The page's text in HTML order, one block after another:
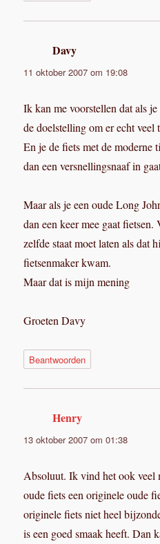
Davy
11 oktober 2007 om 19:08
Ik kan me voorstellen dat als
de doelstelling om er echt veel
En je de fiets met de moderne
dan een versnellingsnaaf in
Maar als je een oude Long
dan een keer mee gaat
zelfde staat moet laten als dat
fietsenmaker kwam.
Maar dat is mijn mening
Groeten Davy
Beantwoorden
Henry
13 oktober 2007 om 01:38
Absoluut. Ik vind het ook veel
oude fiets een originele oude
originele fiets niet heel
is een goed smaak heeft. Dan